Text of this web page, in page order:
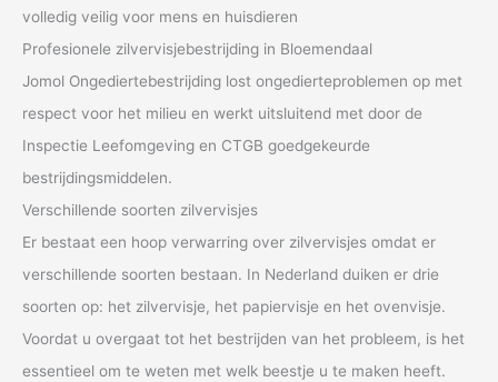
volledig veilig voor mens en huisdieren
Profesionele zilvervisjebestrijding in Bloemendaal
Jomol Ongediertebestrijding lost ongedierteproblemen op met
respect voor het milieu en werkt uitsluitend met door de
Inspectie Leefomgeving en CTGB goedgekeurde
bestrijdingsmiddelen.
Verschillende soorten zilvervisjes
Er bestaat een hoop verwarring over zilvervisjes omdat er
verschillende soorten bestaan. In Nederland duiken er drie
soorten op: het zilvervisje, het papiervisje en het ovenvisje.
Voordat u overgaat tot het bestrijden van het probleem, is het
essentieel om te weten met welk beestje u te maken heeft.